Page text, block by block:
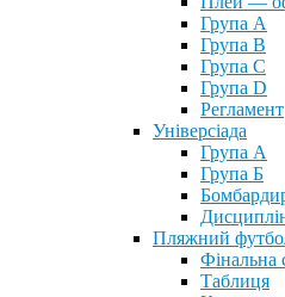
Група А
Група B
Група С
Група D
Регламент
Універсіада
Група А
Група Б
Пляжний
Фінальна
Таблиця